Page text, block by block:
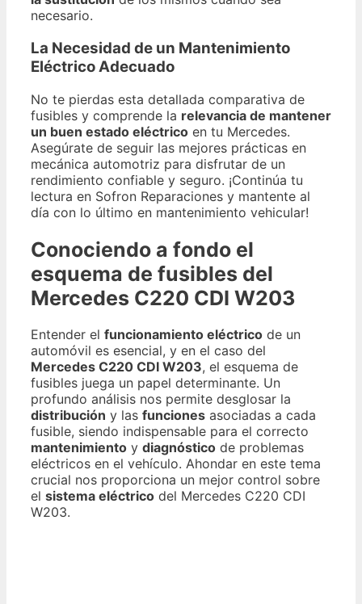
necesario.
La Necesidad de un Mantenimiento
Eléctrico Adecuado
No te pierdas esta detallada comparativa de
fusibles y comprende la relevancia de mantener
un buen estado eléctrico en tu Mercedes.
Asegúrate de seguir las mejores prácticas en
mecánica automotriz para disfrutar de un
rendimiento confiable y seguro. ¡Continúa tu
lectura en Sofron Reparaciones y mantente al
día con lo último en mantenimiento vehicular!
Conociendo a fondo el
esquema de fusibles del
Mercedes C220 CDI W203
Entender el funcionamiento eléctrico de un
automóvil es esencial, y en el caso del
Mercedes C220 CDI W203, el esquema de
fusibles juega un papel determinante. Un
profundo análisis nos permite desglosar la
distribución y las funciones asociadas a cada
fusible, siendo indispensable para el correcto
mantenimiento y diagnóstico de problemas
eléctricos en el vehículo. Ahondar en este tema
crucial nos proporciona un mejor control sobre
el sistema eléctrico del Mercedes C220 CDI
W203.